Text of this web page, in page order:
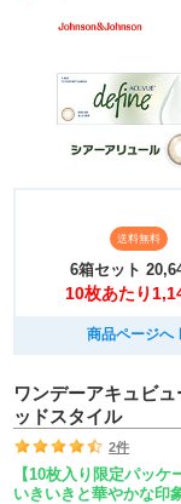
送料無料
6箱セット
10枚あたり
商品ページへ
ワンデーアキュビ
ッドスタイル
2件
【10枚入り限定パッケ
いきいきと華やかな印